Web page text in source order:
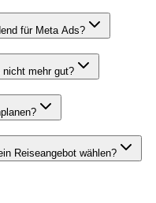
für Meta Ads?
mehr gut?
Reiseangebot wählen?